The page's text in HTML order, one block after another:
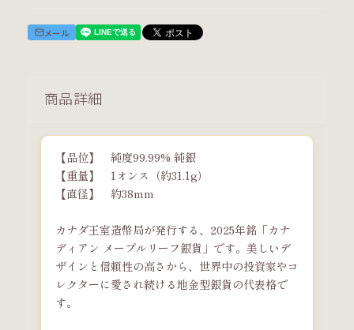
メール
商品詳細
【品位】 純度99.99% 純銀
【重量】 1オンス（約31.1g）
【直径】 約38mm
カナダ王室造幣局が発行する、2025年銘「カナ
ディアン メープルリーフ銀貨」です。美しいデ
ザインと信頼性の高さから、世界中の投資家やコ
レクターに愛され続ける地金型銀貨の代表格で
す。